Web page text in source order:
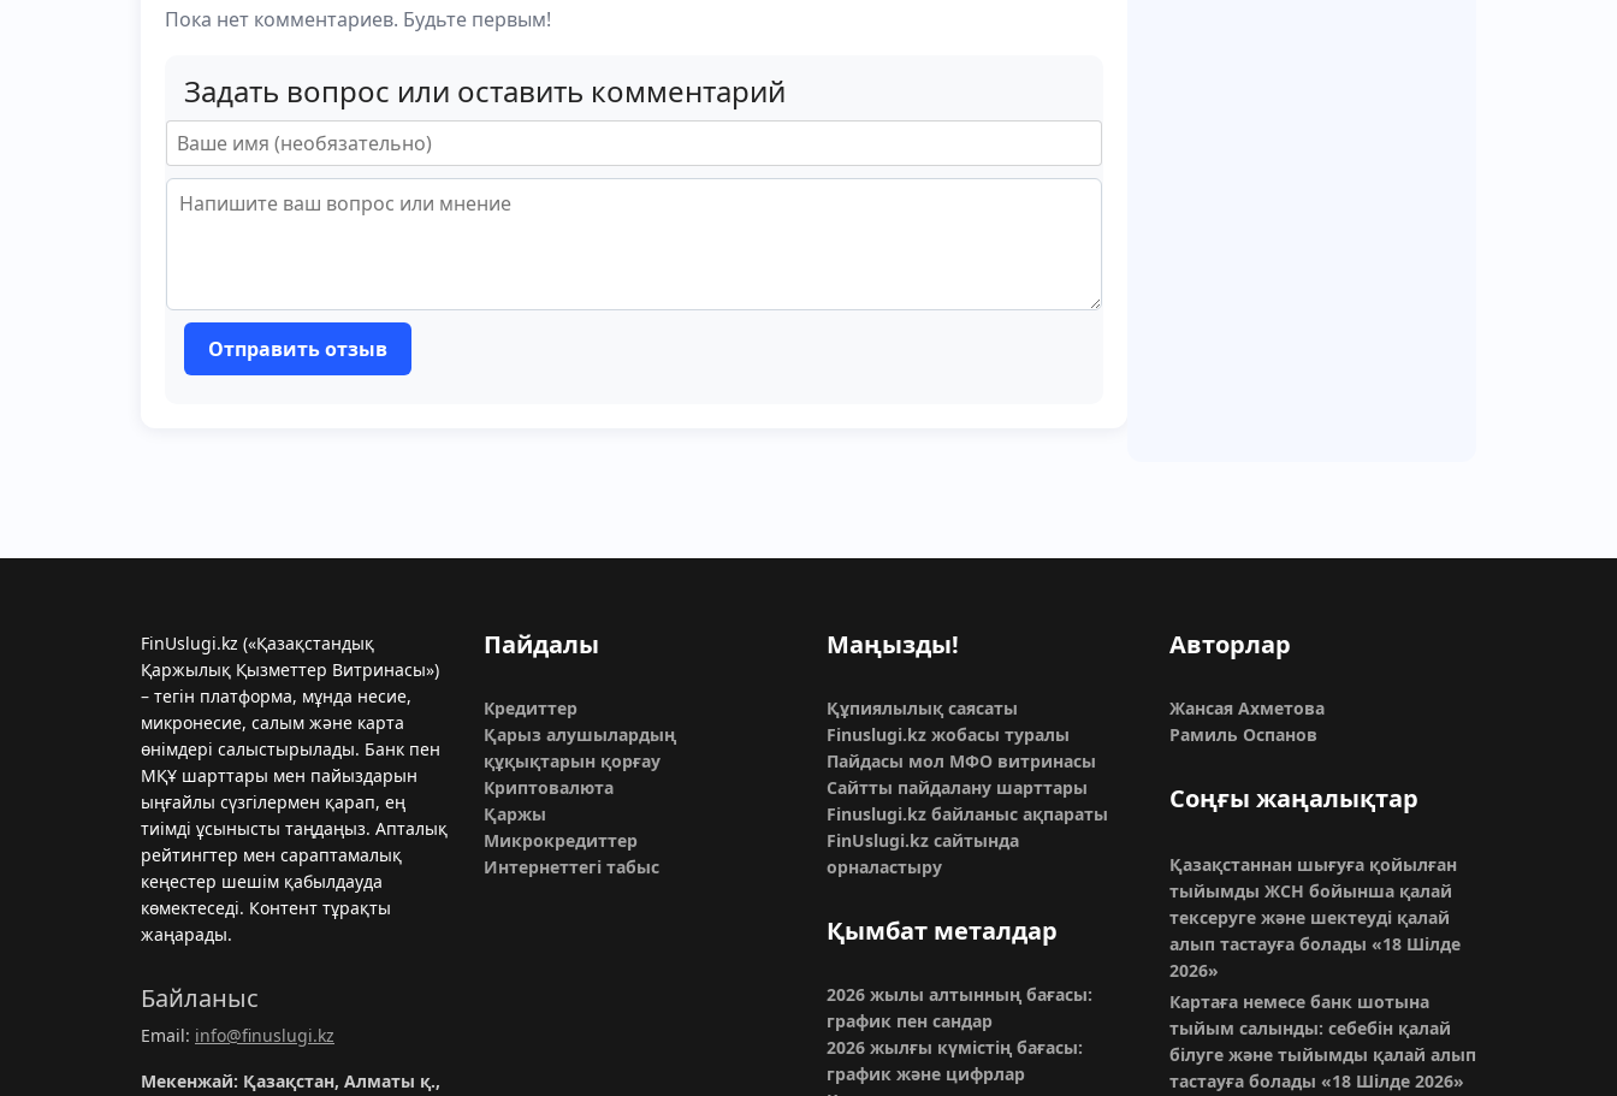
Пока нет комментариев. Будьте первым!
Задать вопрос или оставить комментарий
Отправить отзыв
FinUslugi.kz («Қазақстандық
Қаржылық Қызметтер Витринасы»)
– тегін платформа, мұнда несие,
микронесиe, салым және карта
өнімдері салыстырылады. Банк пен
МҚҰ шарттары мен пайыздарын
ыңғайлы сүзгілермен қарап, ең
тиімді ұсынысты таңдаңыз. Апталық
рейтингтер мен сараптамалық
кеңестер шешім қабылдауда
көмектеседі. Контент тұрақты
жаңарады.
Байланыс
Email: info@finuslugi.kz
Мекенжай: Қазақстан, Алматы қ.,
Пайдалы
Кредиттер
Қарыз алушылардың
құқықтарын қорғау
Криптовалюта
Қаржы
Микрокредиттер
Интернеттегі табыс
Маңызды!
Құпиялылық саясаты
Finuslugi.kz жобасы туралы
Пайдасы мол МФО витринасы
Сайтты пайдалану шарттары
Finuslugi.kz байланыс ақпараты
FinUslugi.kz сайтында
орналастыру
Қымбат металдар
2026 жылы алтынның бағасы:
график пен сандар
2026 жылғы күмістің бағасы:
график және цифрлар
Авторлар
Жансая Ахметова
Рамиль Оспанов
Соңғы жаңалықтар
Қазақстаннан шығуға қойылған
тыйымды ЖСН бойынша қалай
тексеруге және шектеуді қалай
алып тастауға болады «18 Шілде
2026»
Картаға немесе банк шотына
тыйым салынды: себебін қалай
білуге және тыйымды қалай алып
тастауға болады «18 Шілде 2026»